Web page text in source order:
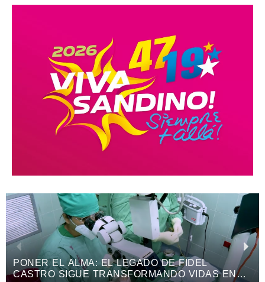
PONER EL ALMA: EL LEGADO DE FIDEL
CASTRO SIGUE TRANSFORMANDO VIDAS EN